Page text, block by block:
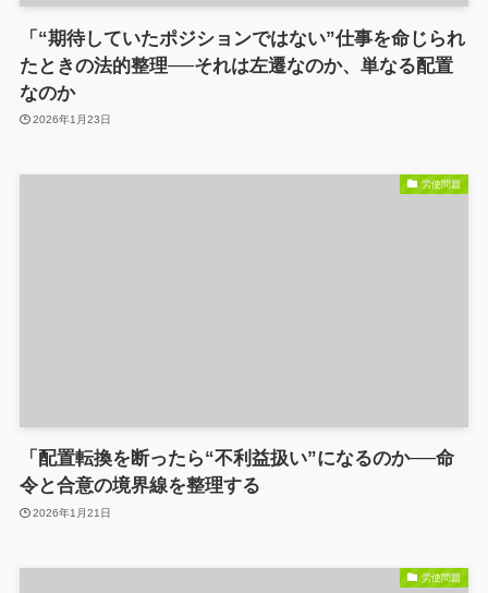
「“期待していたポジションではない”仕事を命じられ
たときの法的整理──それは左遷なのか、単なる配置
なのか
2026年1月23日
労使問題
「配置転換を断ったら“不利益扱い”になるのか──命
令と合意の境界線を整理する
2026年1月21日
労使問題